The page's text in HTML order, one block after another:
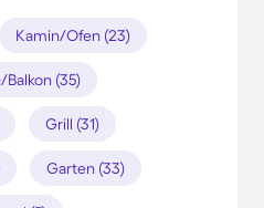
Kamin/Ofen (23)
Balkon (35)
Grill (31)
Garten (33)